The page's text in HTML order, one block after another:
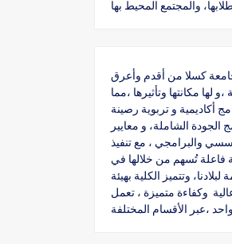
كسلا من أقدم وأعرق
لها مكانتها وتأثيرها ،مما
أكاديمية و تربوية رصينة
الجودة الشاملة، و معايير
والبرامجي ، مع تنفيذ
تُسهم من خلالها في
لبلادنا، وتتميز الكلية بهيئة
وكفاءة متميزة ، تعمل